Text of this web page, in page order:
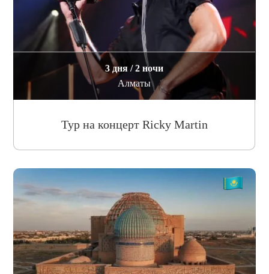
3 дня / 2 ночи
Алматы
Тур на концерт Ricky Martin